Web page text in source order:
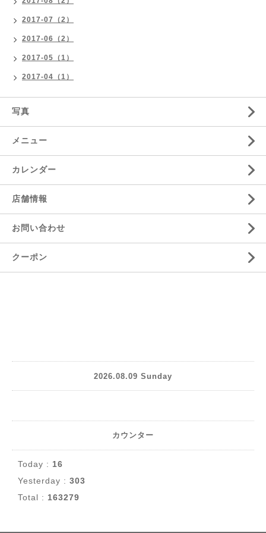
2017-07（2）
2017-06（2）
2017-05（1）
2017-04（1）
写真
メニュー
カレンダー
店舗情報
お問い合わせ
クーポン
2026.08.09 Sunday
カウンター
Today : 16
Yesterday : 303
Total : 163279